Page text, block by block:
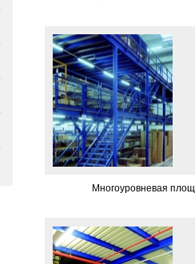
Многоуровневая